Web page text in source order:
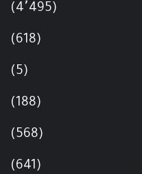
(4٬495)
(618)
(5)
(188)
(568)
(641)